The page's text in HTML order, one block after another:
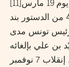
[11]ونشير هنا أساسا إلى التحوير الذي تمّ يوم 19 مارس
1975 والذي اُضيف فيه إلى الفصل 40 من الدستور بند
رئيس تونس مدى
بن علي بإلغائه
7 نوفمبر